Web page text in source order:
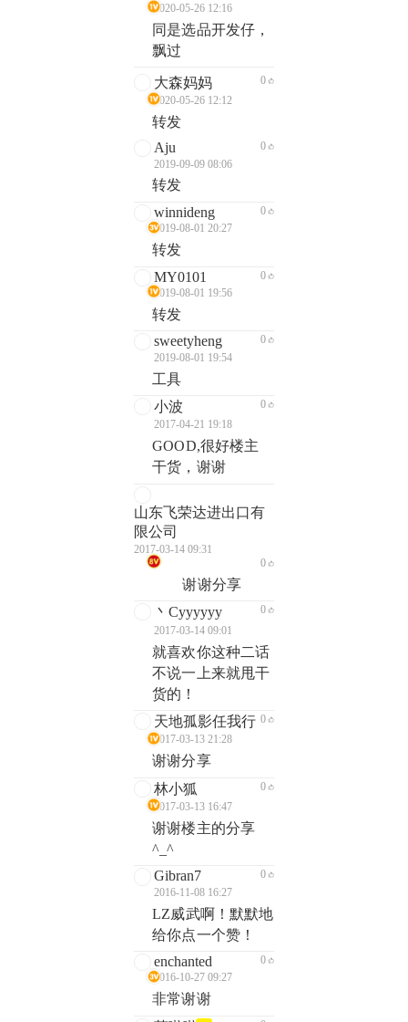
2020-05-26 12:16
同是选品开发仔，
飘过
大森妈妈
2020-05-26 12:12
0
转发
Aju
2019-09-09 08:06
0
转发
winnideng
2019-08-01 20:27
0
转发
MY0101
2019-08-01 19:56
0
转发
sweetyheng
2019-08-01 19:54
0
工具
小波
2017-04-21 19:18
0
GOOD,很好楼主
干货，谢谢
山东飞荣达进出口有
限公司
2017-03-14 09:31
0
谢谢分享
丶Cyyyyyy
2017-03-14 09:01
0
就喜欢你这种二话
不说一上来就甩干
货的！
天地孤影任我行
2017-03-13 21:28
0
谢谢分享
林小狐
2017-03-13 16:47
0
谢谢楼主的分享
^_^
Gibran7
2016-11-08 16:27
0
LZ威武啊！默默地
给你点一个赞！
enchanted
2016-10-27 09:27
0
非常谢谢